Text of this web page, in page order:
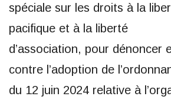
spéciale sur les droits à la
pacifique et à la liberté
d’association, pour dénoncer
contre l’adoption de
du 12 juin 2024 relative à